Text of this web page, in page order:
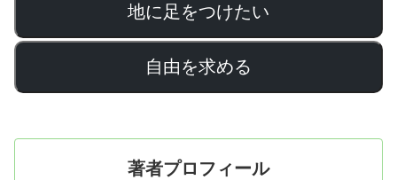
地に足をつけたい
自由を求める
著者プロフィール